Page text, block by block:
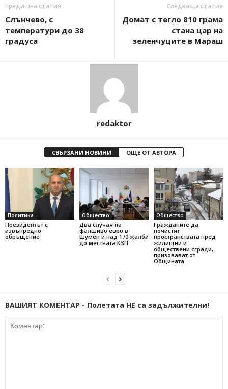
предишна статия
Слънчево, с
температури до 38
градуса
Следваща статия
Домат с тегло 810 грама
стана цар на
зеленчуците в Мараш
redaktor
СВЪРЗАНИ НОВИНИ ОЩЕ ОТ АВТОРА
Политика
Президентът с
извънредно
обръщение
Общество
Два случая на
фалшиво евро в
Шумен и над 170 жалби
до местната КЗП
Общество
Гражданите да
почистят
пространствата пред
жилищни и
обществени сгради,
призовават от
Общината
ВАШИЯТ КОМЕНТАР - Полетата НЕ са задължителни!